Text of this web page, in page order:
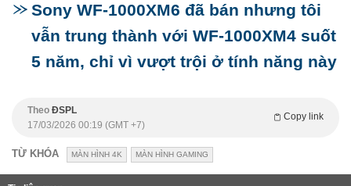
Sony WF-1000XM6 đã bán nhưng tôi
vẫn trung thành với WF-1000XM4 suốt
5 năm, chỉ vì vượt trội ở tính năng này
Theo ĐSPL
Copy link
17/03/2026 00:19 (GMT +7)
TỪ KHÓA MÀN HÌNH 4K MÀN HÌNH GAMING